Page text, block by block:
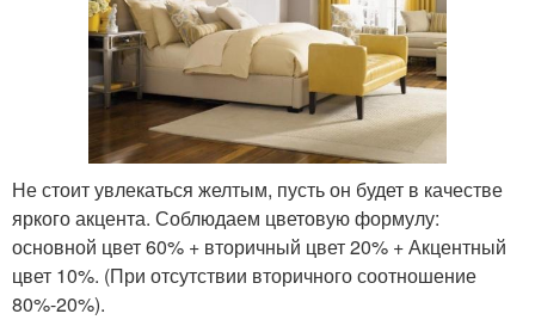
Не стоит увлекаться желтым, пусть он будет в качестве
яркого акцента. Соблюдаем цветовую формулу:
основной цвет 60% + вторичный цвет 20% + Акцентный
цвет 10%. (При отсутствии вторичного соотношение
80%-20%).